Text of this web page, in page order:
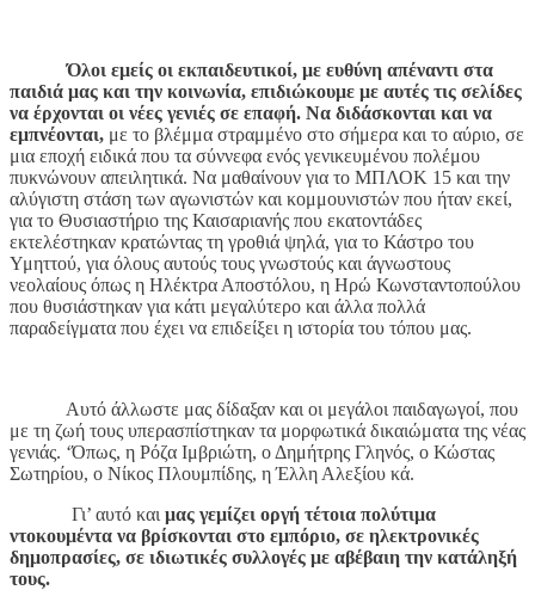
Όλοι εμείς οι εκπαιδευτικοί, με ευθύνη απέναντι στα
παιδιά μας και την κοινωνία, επιδιώκουμε με αυτές τις σελίδες
να έρχονται οι νέες γενιές σε επαφή. Να διδάσκονται και να
εμπνέονται, με το βλέμμα στραμμένο στο σήμερα και το αύριο, σε
μια εποχή ειδικά που τα σύννεφα ενός γενικευμένου πολέμου
πυκνώνουν απειλητικά. Να μαθαίνουν για το ΜΠΛΟΚ 15 και την
αλύγιστη στάση των αγωνιστών και κομμουνιστών που ήταν εκεί,
για το Θυσιαστήριο της Καισαριανής που εκατοντάδες
εκτελέστηκαν κρατώντας τη γροθιά ψηλά, για το Κάστρο του
Υμηττού, για όλους αυτούς τους γνωστούς και άγνωστους
νεολαίους όπως η Ηλέκτρα Αποστόλου, η Ηρώ Κωνσταντοπούλου
που θυσιάστηκαν για κάτι μεγαλύτερο και άλλα πολλά
παραδείγματα που έχει να επιδείξει η ιστορία του τόπου μας.
Αυτό άλλωστε μας δίδαξαν και οι μεγάλοι παιδαγωγοί, που
με τη ζωή τους υπερασπίστηκαν τα μορφωτικά δικαιώματα της νέας
γενιάς. ‘Όπως, η Ρόζα Ιμβριώτη, ο Δημήτρης Γληνός, ο Κώστας
Σωτηρίου, ο Νίκος Πλουμπίδης, η Έλλη Αλεξίου κά.
Γι’ αυτό και μας γεμίζει οργή τέτοια πολύτιμα
ντοκουμέντα να βρίσκονται στο εμπόριο, σε ηλεκτρονικές
δημοπρασίες, σε ιδιωτικές συλλογές με αβέβαιη την κατάληξή
τους.